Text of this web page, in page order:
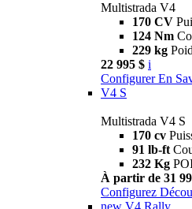
Multistrada V4
170 CV
124 Nm
229 kg
22 995 $ i
Configurer En
V4 S
Multistrada V4 S
170 cv
91 lb-ft
232 Kg
À partir de 31
Configurez
new V4 Rally